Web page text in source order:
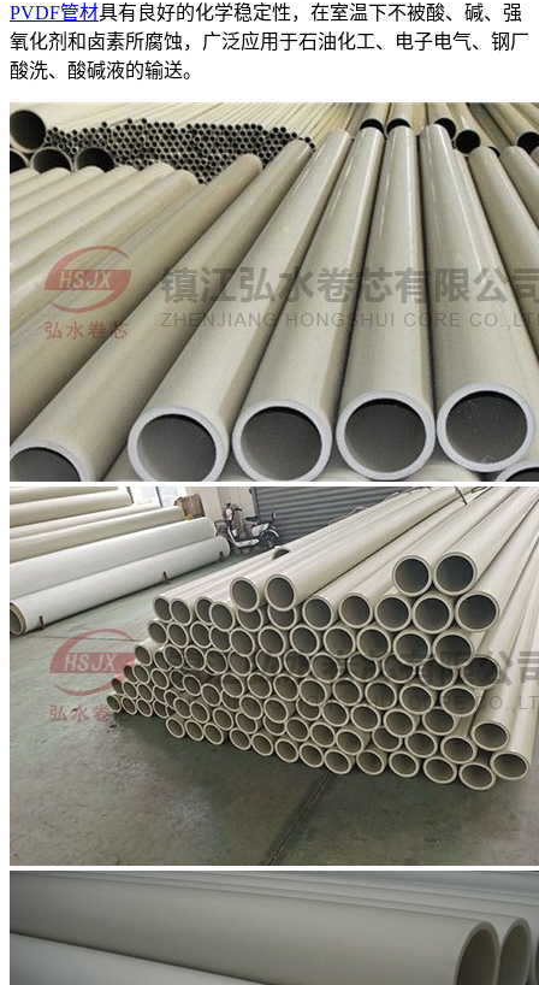
PVDF管材具有良好的化学稳定性，在室温下不被酸、碱、强
氧化剂和卤素所腐蚀，广泛应用于石油化工、电子电气、钢厂
酸洗、酸碱液的输送。